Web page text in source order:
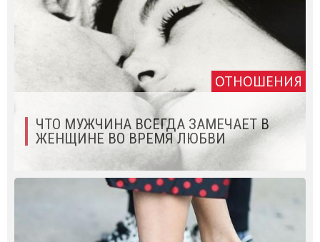
ОТНОШЕНИЯ
ЧТО МУЖЧИНА ВСЕГДА ЗАМЕЧАЕТ В
ЖЕНЩИНЕ ВО ВРЕМЯ ЛЮБВИ